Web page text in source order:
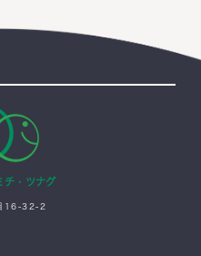
チ・ツナグ
16-32-2